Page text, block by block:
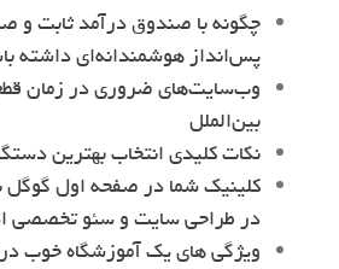
چگونه با صندوق درآمد ثابت و
پس‌انداز هوشمندانه‌ای داشته
وب‌سایت‌های ضروری در زمان
بین‌الملل
نکات کلیدی انتخاب بهترین
کلینیک شما در صفحه اول
در طراحی سایت و سئو تخصصی
ویژگی های یک آموزشگاه خوب